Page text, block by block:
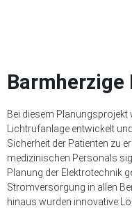
Barmherzige
Bei diesem
Lichtrufanlage entwickelt
Sicherheit der Patienten zu
medizinischen Personals
Planung der Elektrotechnik
Stromversorgung in allen
hinaus wurden innovative